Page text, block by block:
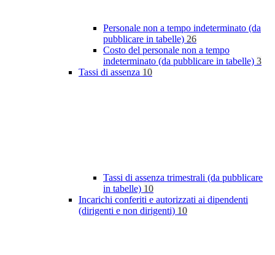
Personale non a tempo indeterminato (da
pubblicare in tabelle) 26
Costo del personale non a tempo
indeterminato (da pubblicare in tabelle) 3
Tassi di assenza 10
Tassi di assenza trimestrali (da pubblicare
in tabelle) 10
Incarichi conferiti e autorizzati ai dipendenti
(dirigenti e non dirigenti) 10